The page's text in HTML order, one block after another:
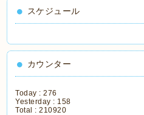
スケジュール
カウンター
Today :276
Yesterday : 158
Total :210920